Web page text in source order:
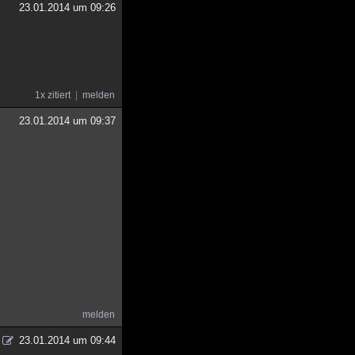
23.01.2014 um 09:26
1x zitiert melden
23.01.2014 um 09:37
melden
23.01.2014 um 09:44